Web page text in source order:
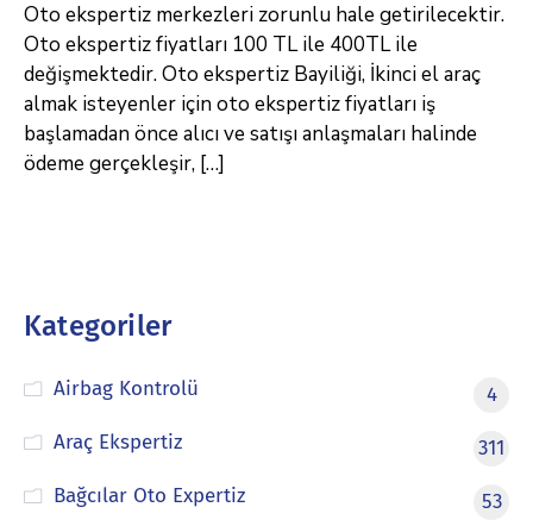
Oto ekspertiz merkezleri zorunlu hale getirilecektir.
Oto ekspertiz fiyatları 100 TL ile 400TL ile
değişmektedir. Oto ekspertiz Bayiliği, İkinci el araç
almak isteyenler için oto ekspertiz fiyatları iş
başlamadan önce alıcı ve satışı anlaşmaları halinde
ödeme gerçekleşir, […]
Kategoriler
Airbag Kontrolü
4
Araç Ekspertiz
311
Bağcılar Oto Expertiz
53